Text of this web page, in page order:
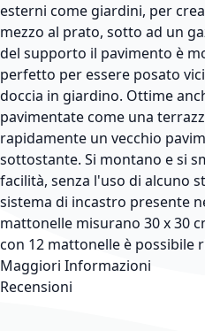
esterni come giardini, per
mezzo al prato, sotto ad un
del supporto il pavimento è
perfetto per essere posato
doccia in giardino. Ottime
pavimentate come una
rapidamente un vecchio
sottostante. Si montano e si
facilità, senza l'uso di alcuno
sistema di incastro presente
mattonelle misurano 30 x 30
con 12 mattonelle è possibile
Maggiori Informazioni
Recensioni